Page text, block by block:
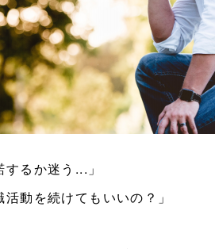
するか迷う...」
活動を続けてもいいの？」